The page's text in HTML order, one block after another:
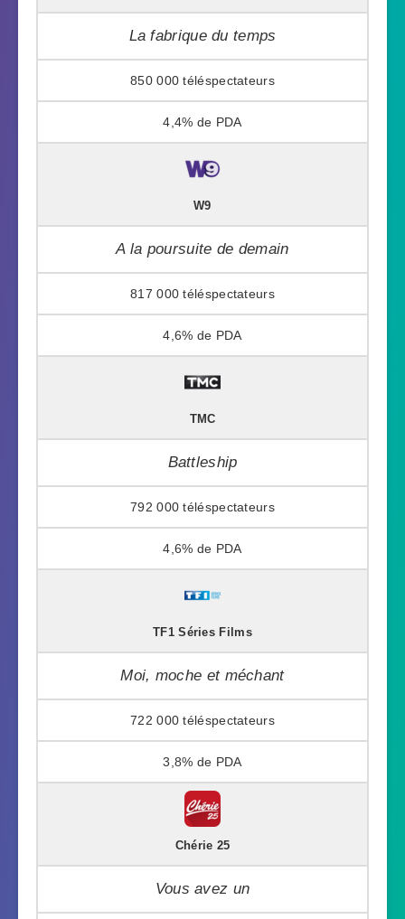
La fabrique du temps
850 000
4,4%
W9
A la poursuite de demain
817 000
4,6%
TMC
Battleship
792 000
4,6%
TF1 Séries Films
Moi, moche et méchant
722 000
3,8%
Chérie 25
Vous avez un